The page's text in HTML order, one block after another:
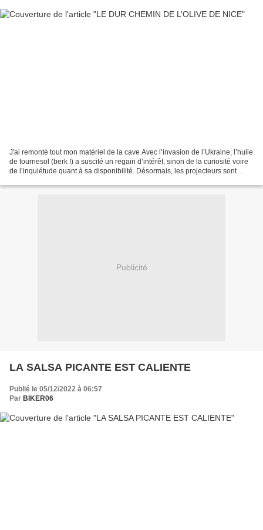
J'ai remonté tout mon matériel de la cave Avec l’invasion de l’Ukraine, l’huile
de tournesol (berk !) a suscité un regain d’intérêt, sinon de la curiosité voire
de l’inquiétude quant à sa disponibilité. Désormais, les projecteurs sont
Publicité
LA SALSA PICANTE EST CALIENTE
Publié le 05/12/2022 à 06:57
Par BIKER06